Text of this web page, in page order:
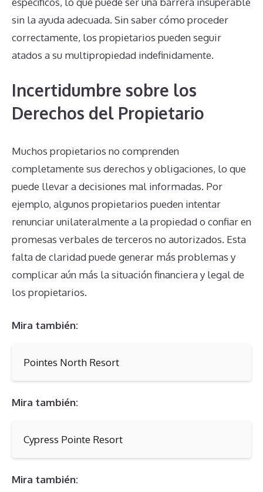
sin la ayuda adecuada. Sin saber cómo proceder
correctamente, los propietarios pueden seguir
atados a su multipropiedad indefinidamente.
Incertidumbre sobre los
Derechos del Propietario
Muchos propietarios no comprenden
completamente sus derechos y obligaciones, lo que
puede llevar a decisiones mal informadas. Por
ejemplo, algunos propietarios pueden intentar
renunciar unilateralmente a la propiedad o confiar en
promesas verbales de terceros no autorizados. Esta
falta de claridad puede generar más problemas y
complicar aún más la situación financiera y legal de
los propietarios.
Mira también:
Pointes North Resort
Mira también:
Cypress Pointe Resort
Mira también: